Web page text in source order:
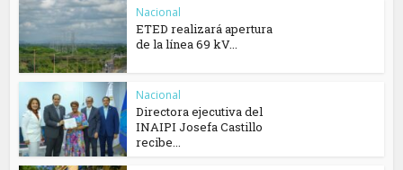
Nacional
ETED realizará apertura
de la línea 69 kV...
Nacional
Directora ejecutiva del
INAIPI Josefa Castillo
recibe...